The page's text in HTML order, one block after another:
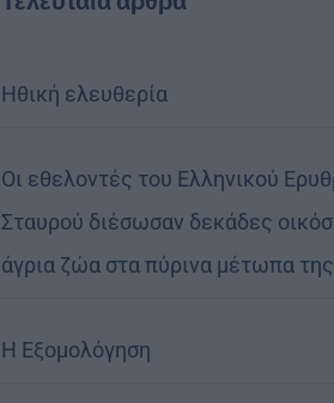
Ηθική ελευθερία
Οι εθελοντές του Ελληνικού
Σταυρού διέσωσαν δεκάδες
άγρια ζώα στα πύρινα μέτωπα
Η Εξομολόγηση